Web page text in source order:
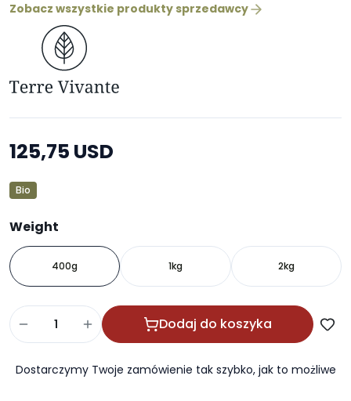
Zobacz wszystkie produkty sprzedawcy
125,75 USD
Bio
Weight
400g 1kg 2kg
Dodaj do koszyka
Dostarczymy Twoje zamówienie tak szybko, jak to możliwe